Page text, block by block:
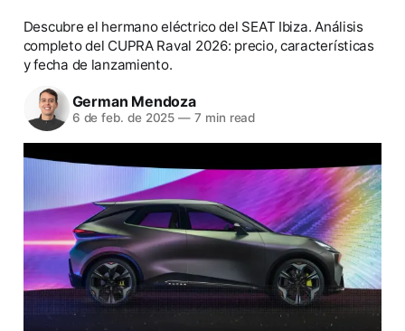
Descubre el hermano eléctrico del SEAT Ibiza. Análisis
completo del CUPRA Raval 2026: precio, características
y fecha de lanzamiento.
German Mendoza
6 de feb. de 2025 — 7 min read